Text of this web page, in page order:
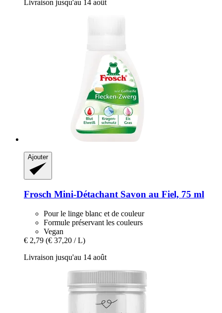
Livraison jusqu'au 14 août
Ajouter
Frosch Mini-​Détachant Savon au Fiel, 75 ml
Pour le linge blanc et de couleur
Formule préservant les couleurs
Vegan
€ 2,79 (€ 37,20 / L)
Livraison jusqu'au 14 août